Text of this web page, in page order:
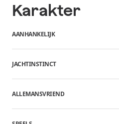
Karakter
AANHANKELIJK
JACHTINSTINCT
ALLEMANSVRIEND